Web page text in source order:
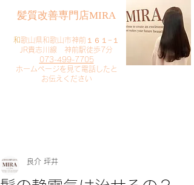
​髪質改善専門店MIRA
​和歌山県和歌山市神前１６１−１
JR貴志川線 神前駅徒歩7分
073-499-7705
​ホームページを見て電話したと
お伝えください
良介 坪井